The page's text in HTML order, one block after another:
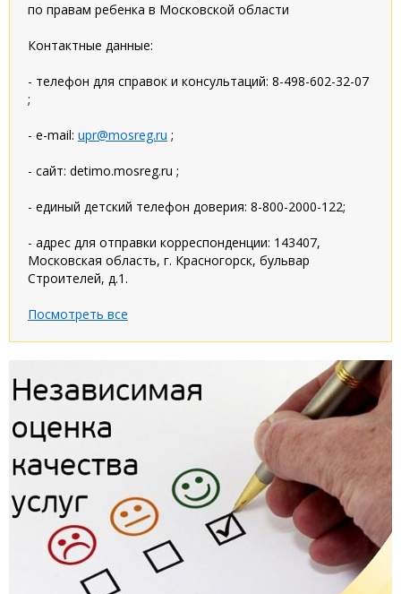
по правам ребенка в Московской области
Контактные данные:
- телефон для справок и консультаций: 8-498-602-32-07
;
- e-mail: upr@mosreg.ru ;
- сайт: detimo.mosreg.ru ;
- единый детский телефон доверия: 8-800-2000-122;
- адрес для отправки корреспонденции: 143407,
Московская область, г. Красногорск, бульвар
Строителей, д.1.
Посмотреть все